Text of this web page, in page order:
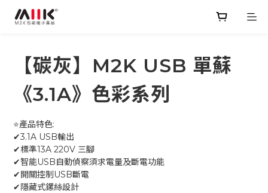
【碳灰】M2K USB 單蘇
《3.1A》色彩系列
⭐產品特色:
✔3.1A USB輸出
✔標準13A 220V 三腳
✔智能USB自動偵察須求電量及斷電功能
✔開關控制USB斷電
✔隱藏式鏍絲設計